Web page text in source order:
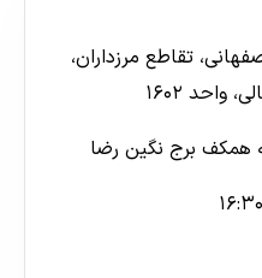
تقاطع مرزداران،
همکف برج نگین رضا